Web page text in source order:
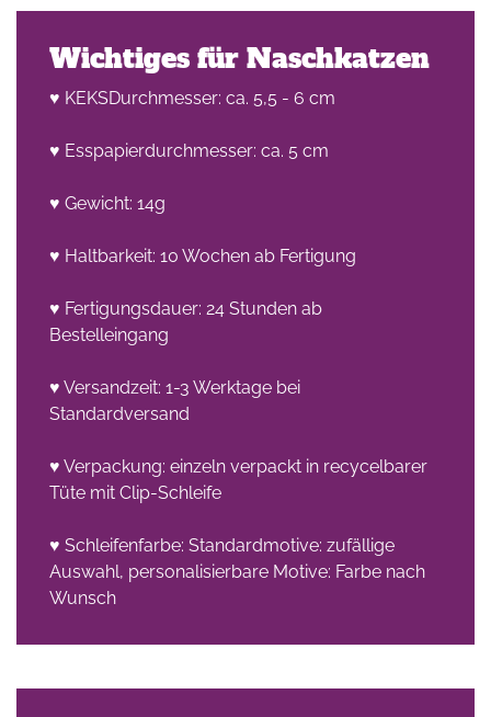
Wichtiges für Naschkatzen
♥ KEKSDurchmesser: ca. 5,5 - 6 cm
♥ Esspapierdurchmesser: ca. 5 cm
♥ Gewicht: 14g
♥ Haltbarkeit: 10 Wochen ab Fertigung
♥ Fertigungsdauer: 24 Stunden ab
Bestelleingang
♥ Versandzeit: 1-3 Werktage bei
Standardversand
♥ Verpackung: einzeln verpackt in recycelbarer
Tüte mit Clip-Schleife
♥ Schleifenfarbe: Standardmotive: zufällige
Auswahl, personalisierbare Motive: Farbe nach
Wunsch